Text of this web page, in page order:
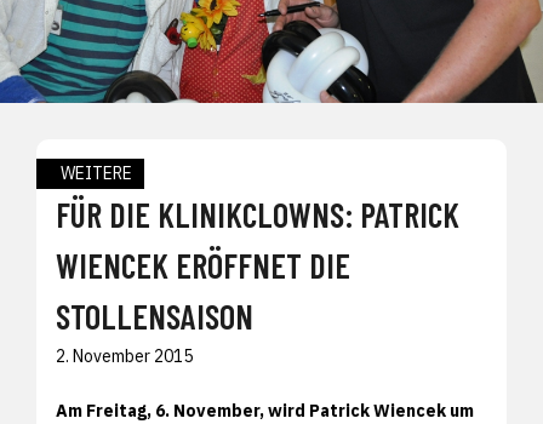
WEITERE
FÜR DIE KLINIKCLOWNS: PATRICK
WIENCEK ERÖFFNET DIE
STOLLENSAISON
2. November 2015
Am Freitag, 6. November, wird Patrick Wiencek um